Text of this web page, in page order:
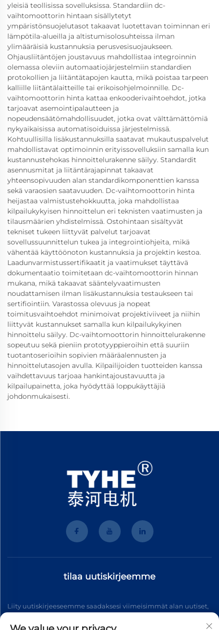
yleisiä teollisissa sovelluksissa. Standardiin dc-
vaihtomoottorin hintaan sisällytetyt
ympäristönsuojelutasot takaavat luotettavan toiminnan eri
lämpötila-alueilla ja altistumisolosuhteissa ilman
ylimääräisiä kustannuksia perusvesisuojaukseen.
Ohjausliitäntöjen joustavuus mahdollistaa integroinnin
olemassa oleviin automaatiojärjestelmiin standardien
protokollien ja liitäntätapojen kautta, mikä poistaa tarpeen
kalliille liitäntälaitteille tai erikoisohjelmoinnille. Dc-
vaihtomoottorin hinta kattaa enkooderivaihtoehdot, jotka
tarjoavat asemointipalautteen ja
nopeudensäätömahdollisuudet, jotka ovat välttämättömiä
nykyaikaisissa automatisoiduissa järjestelmissä.
Kohtuullisilla lisäkustannuksilla saatavat mukautuspalvelut
mahdollistavat optimoinnin erityissovelluksiin samalla kun
kustannustehokas hinnoittelurakenne säilyy. Standardit
asennusmitat ja liitäntärajapinnat takaavat
yhteensopivuuden alan standardikomponenttien kanssa
sekä varaosien saatavuuden. Dc-vaihtomoottorin hinta
heijastaa valmistustehokkuutta, joka mahdollistaa
kilpailukykyisen hinnoittelun eri teknisten vaatimusten ja
tilausmäärien yhdistelmissä. Ostohintaan sisältyvät
tekniset tukeen liittyvät palvelut tarjoavat
sovellussuunnittelun tukea ja integrointiohjeita, mikä
vähentää käyttöönoton kustannuksia ja projektin kestoa.
Laadunvarmistussertifikaatit ja vaatimukset täyttävä
dokumentaatio toimitetaan dc-vaihtomoottorin hinnan
mukana, mikä takaavat sääntelyvaatimusten
noudattamisen ilman lisäkustannuksia testaukseen tai
sertifiointiin. Varastossa olevuus ja nopeat
toimitusvaihtoehdot minimoivat projektiviiveet ja niihin
liittyvät kustannukset samalla kun kilpailukykyinen
hinnoittelu säilyy. Dc-vaihtomoottorin hinnoittelurakenne
sopeutuu sekä pieniin prototyyppieroihin että suuriin
tuotantoserioihin sopivien määräalennusten ja
hinnoittelutasojen avulla. Kilpailijoiden tuotteiden kanssa
vaihdettavuus tarjoaa hankintajoustavuutta ja
kilpailupainetta, joka hyödyttää loppukäyttäjiä
johdonmukaisesti.
tilaa uutiskirjeemme
Liity uutiskirjeeseemme saadaksesi viimeisimmät alan uutiset,